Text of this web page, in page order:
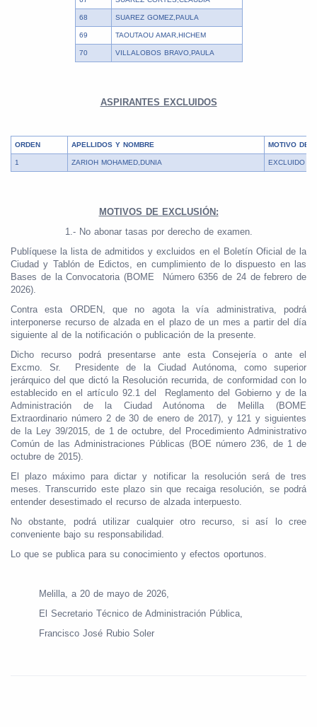
68 SUAREZ GOMEZ,PAULA
69 TAOUTAOU AMAR,HICHEM
70 VILLALOBOS BRAVO,PAULA
ASPIRANTES EXCLUIDOS
ORDEN APELLIDOS Y NOMBRE MOTIVO DE
1 ZARIOH MOHAMED,DUNIA EXCLUIDO 01
MOTIVOS DE EXCLUSIÓN:
1.- No abonar tasas por derecho de examen.
Publíquese la lista de admitidos y excluidos en el Boletín Oficial de la
Ciudad y Tablón de Edictos, en cumplimiento de lo dispuesto en las
Bases de la Convocatoria (BOME Número 6356 de 24 de febrero de
2026).
Contra esta ORDEN, que no agota la vía administrativa, podrá
interponerse recurso de alzada en el plazo de un mes a partir del día
siguiente al de la notificación o publicación de la presente.
Dicho recurso podrá presentarse ante esta Consejería o ante el
Excmo. Sr. Presidente de la Ciudad Autónoma, como superior
jerárquico del que dictó la Resolución recurrida, de conformidad con lo
establecido en el artículo 92.1 del Reglamento del Gobierno y de la
Administración de la Ciudad Autónoma de Melilla (BOME
Extraordinario número 2 de 30 de enero de 2017), y 121 y siguientes
de la Ley 39/2015, de 1 de octubre, del Procedimiento Administrativo
Común de las Administraciones Públicas (BOE número 236, de 1 de
octubre de 2015).
El plazo máximo para dictar y notificar la resolución será de tres
meses. Transcurrido este plazo sin que recaiga resolución, se podrá
entender desestimado el recurso de alzada interpuesto.
No obstante, podrá utilizar cualquier otro recurso, si así lo cree
conveniente bajo su responsabilidad.
Lo que se publica para su conocimiento y efectos oportunos.
Melilla, a 20 de mayo de 2026,
El Secretario Técnico de Administración Pública,
Francisco José Rubio Soler